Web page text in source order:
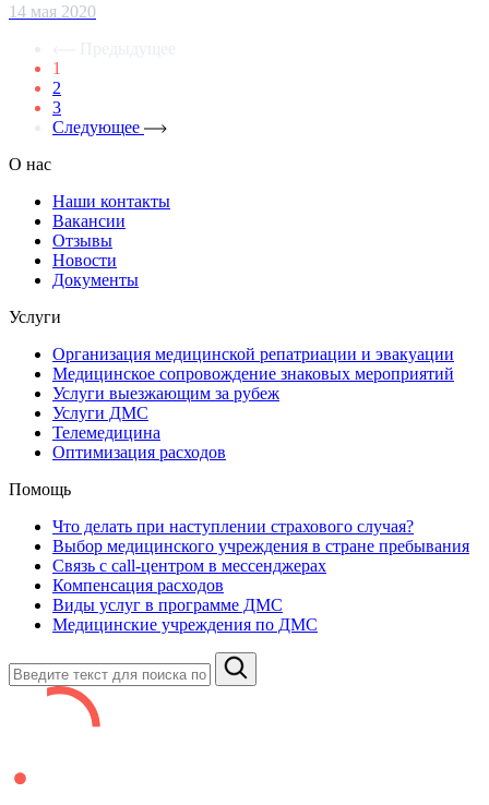
14 мая 2020
1
2
3
Следующее
О нас
Наши контакты
Вакансии
Отзывы
Новости
Документы
Услуги
Организация медицинской репатриации и эвакуации
Медицинское сопровождение знаковых мероприятий
Услуги выезжающим за рубеж
Услуги ДМС
Телемедицина
Оптимизация расходов
Помощь
Что делать при наступлении страхового случая?
Выбор медицинского учреждения в стране пребывания
Связь с сall-центром в мессенджерах
Компенсация расходов
Виды услуг в программе ДМС
Медицинские учреждения по ДМС